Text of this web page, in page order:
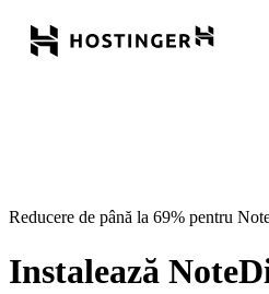
Reducere de până la 69% pentru
Instalează